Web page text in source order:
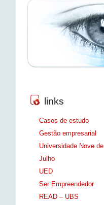
links
Casos de estudo
Gestão empresarial
Universidade Nove de
Julho
UED
Ser Empreendedor
READ – UBS